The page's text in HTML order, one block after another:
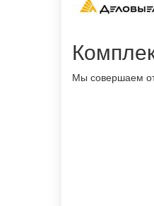
Мы совершаем